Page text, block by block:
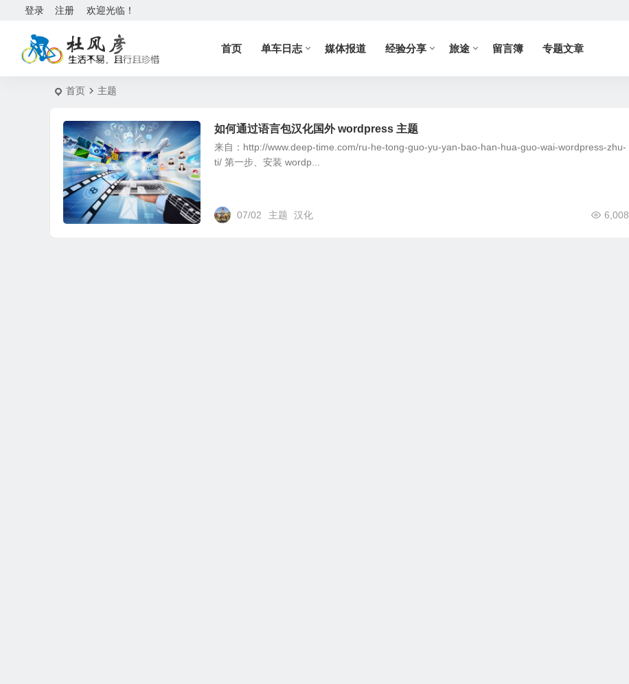
欢迎光临！
登录 注册
首页 单车日志 媒体报道 经验分享 旅途 留言簿 专题文章
首页 主题
如何通过语言包汉化国外 wordpress 主题
来自：http://www.deep-time.com/ru-he-tong-guo-yu-yan-bao-han-hua-guo-wai-wordpress-zhu-
ti/ 第一步、安装 wordp...
07/02 6,008
主题 汉化